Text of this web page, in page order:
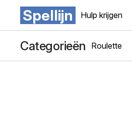
Spellijn Hulp krijgen
Categorieën Roulette